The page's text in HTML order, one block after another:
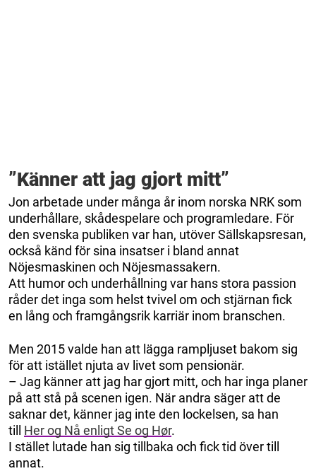
”Känner att jag gjort mitt”
Jon arbetade under många år inom norska NRK som
underhållare, skådespelare och programledare. För
den svenska publiken var han, utöver Sällskapsresan,
också känd för sina insatser i bland annat
Nöjesmaskinen och Nöjesmassakern.
Att humor och underhållning var hans stora passion
råder det inga som helst tvivel om och stjärnan fick
en lång och framgångsrik karriär inom branschen.
Men 2015 valde han att lägga rampljuset bakom sig
för att istället njuta av livet som pensionär.
– Jag känner att jag har gjort mitt, och har inga planer
på att stå på scenen igen. När andra säger att de
saknar det, känner jag inte den lockelsen, sa han
till Her og Nå enligt Se og Hør.
I stället lutade han sig tillbaka och fick tid över till
annat.